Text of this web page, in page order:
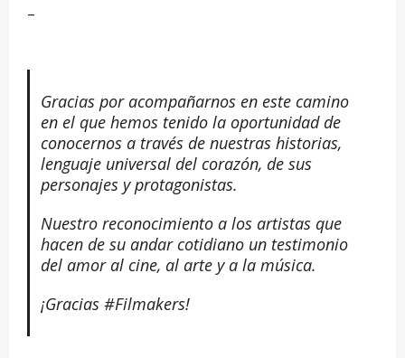
–
Gracias por acompañarnos en este camino
en el que hemos tenido la oportunidad de
conocernos a través de nuestras historias,
lenguaje universal del corazón, de sus
personajes y protagonistas.
Nuestro reconocimiento a los artistas que
hacen de su andar cotidiano un testimonio
del amor al cine, al arte y a la música.
¡Gracias #Filmakers!